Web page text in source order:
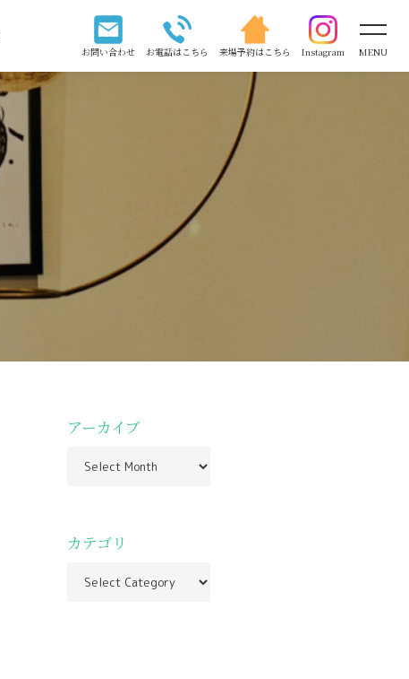
お問い合わせ お電話はこちら 来場予約はこちら Instagram MENU
アーカイブ
カテゴリ